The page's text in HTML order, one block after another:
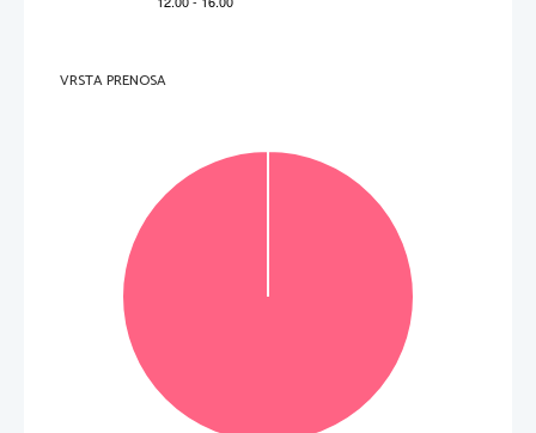
VRSTA PRENOSA